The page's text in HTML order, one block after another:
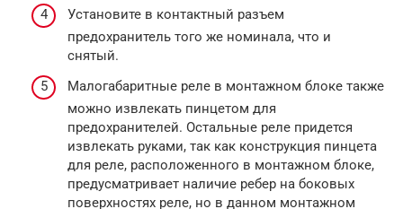
Установите в контактный разъем
предохранитель того же номинала, что и
снятый.
Малогабаритные реле в монтажном блоке также
можно извлекать пинцетом для
предохранителей. Остальные реле придется
извлекать руками, так как конструкция пинцета
для реле, расположенного в монтажном блоке,
предусматривает наличие ребер на боковых
поверхностях реле, но в данном монтажном